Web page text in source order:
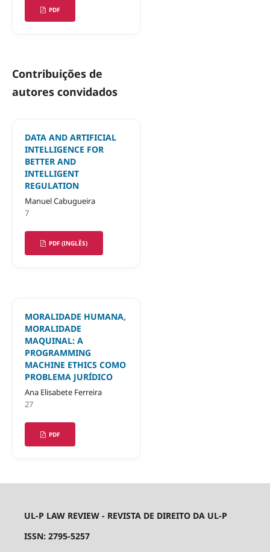
PDF
Contribuições de
autores convidados
DATA AND ARTIFICIAL
INTELLIGENCE FOR
BETTER AND
INTELLIGENT
REGULATION
Manuel Cabugueira
7
PDF (INGLÊS)
MORALIDADE HUMANA,
MORALIDADE
MAQUINAL: A
PROGRAMMING
MACHINE ETHICS COMO
PROBLEMA JURÍDICO
Ana Elisabete Ferreira
27
PDF
UL-P LAW REVIEW - REVISTA DE DIREITO DA UL-P
ISSN: 2795-5257